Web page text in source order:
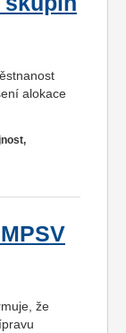
alokace
že